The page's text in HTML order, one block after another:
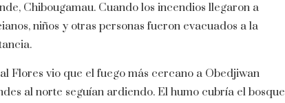
Chibougamau. Cuando los incendios llegaron a
niños y otras personas fueron evacuados a la
Flores vio que el fuego más cercano a Obedjiwan
al norte seguían ardiendo. El humo cubría el bosque